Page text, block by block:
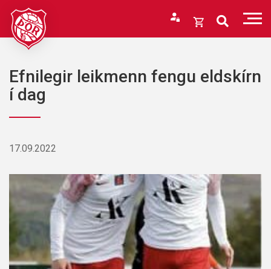
Fara
efni
Opna
Karfan þín
Loka
Karfan er tóm.
Efnilegir leikmenn fengu eldskírn
í dag
17.09.2022